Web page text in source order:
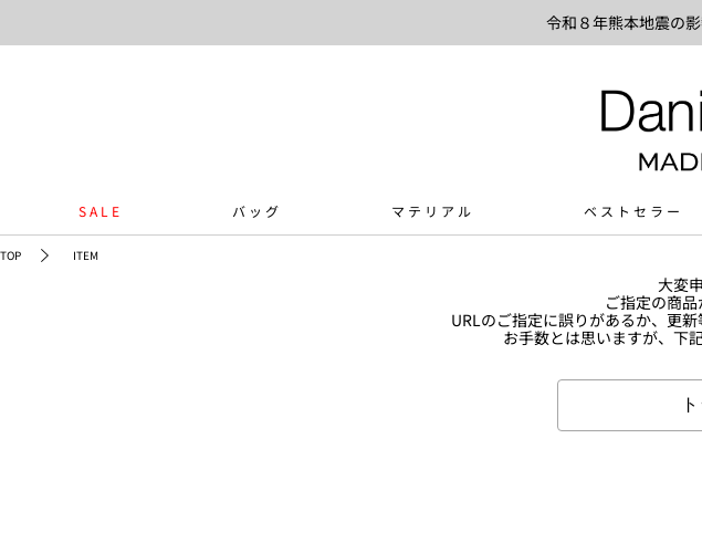
令和８年熊本地震の
SALE バッグ マテリアル ベストセラー
TOP ITEM
大変
ご指定の商品
URLのご指定に誤りがあるか、更
お手数とは思いますが、下